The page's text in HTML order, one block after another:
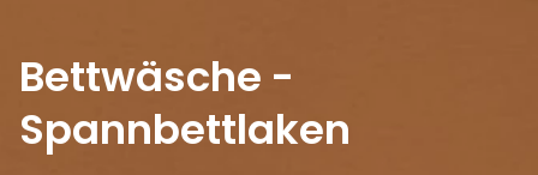
Bettwäsche -
Spannbettlaken